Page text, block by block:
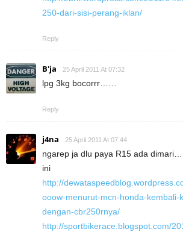
250-dari-sisi-perang-iklan/
Reply
B'ja 25 April 2011 At 07:32
lpg 3kg bocorrr……
Reply
j4na 25 April 2011 At 07:44
ngarep ja dlu paya R15 ada
ini
http://
ooow-menurut-mcn-honda-kembali-
dengan-cbr250rnya/
http://sportbikerace.blogspot.com/